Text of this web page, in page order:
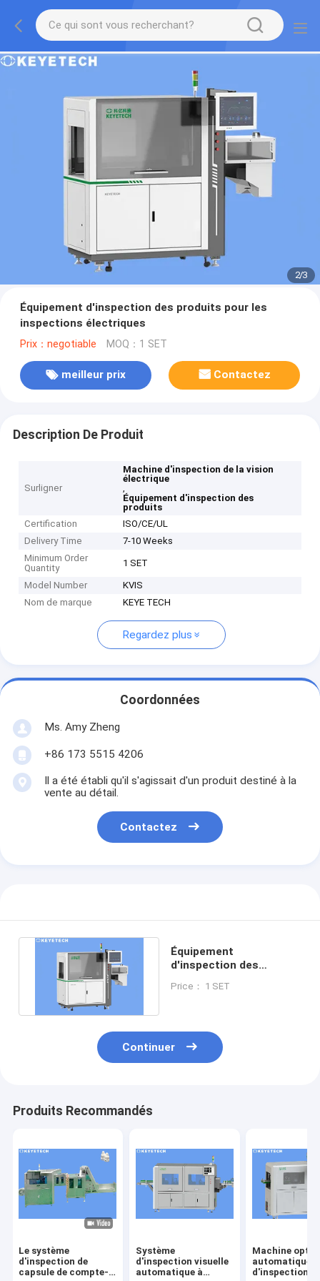
2/3
Équipement d'inspection des produits pour les
inspections électriques
Prix：negotiable MOQ：1 SET
meilleur prix Contactez
Description De Produit
Surligner
Machine d'inspection de la vision
électrique
,
Équipement d'inspection des
produits
Certification
ISO/CE/UL
Delivery Time
7-10 Weeks
Minimum Order
Quantity
1 SET
Model Number
KVIS
Nom de marque
KEYE TECH
Regardez plus
Coordonnées
Ms. Amy Zheng
+86 173 5515 4206
Il a été établi qu'il s'agissait d'un produit destiné à la
vente au détail.
Contactez
Équipement
d'inspection des
inspections électriques
Price： 1 SET
Continuer
Produits Recommandés
Le système
d'inspection de
capsule de compte-
Système
d'inspection visuelle
automatique à
Machine
automatique
d'inspection